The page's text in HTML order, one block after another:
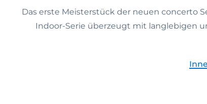
Das erste Meisterstück der neuen concerto
Indoor-Serie überzeugt mit langlebigen